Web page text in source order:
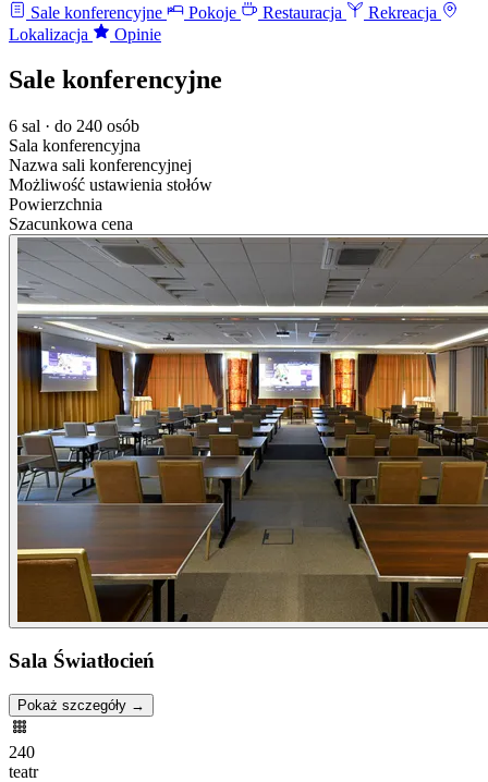
Sale konferencyjne Pokoje Restauracja
Rekreacja
Lokalizacja
Opinie
Sale konferencyjne
6 sal · do 240 osób
Sala konferencyjna
Nazwa sali konferencyjnej
Możliwość ustawienia stołów
Powierzchnia
Szacunkowa cena
Sala Światłocień
Pokaż szczegóły →
240
teatr